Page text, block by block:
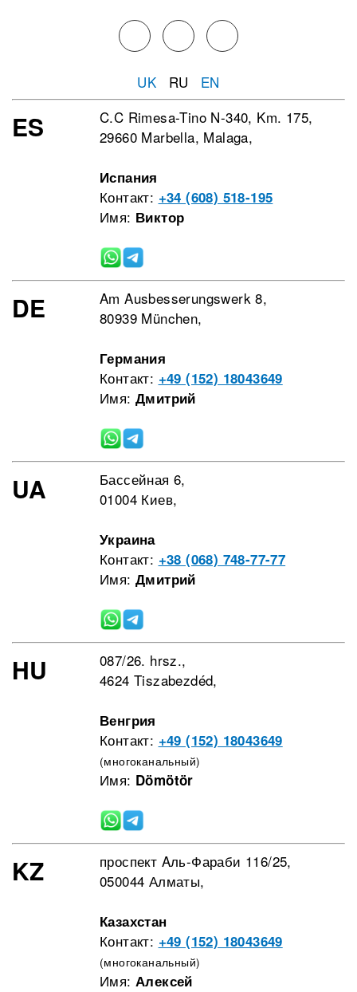
UK RU EN
ES
C.C Rimesa-Tino N-340, Km. 175,
29660 Marbella, Malaga,
Испания
Контакт: +34 (608) 518-195
Имя: Виктор
DE
Am Ausbesserungswerk 8,
80939 München,
Германия
Контакт: +49 (152) 18043649
Имя: Дмитрий
UA
Бассейная 6,
01004 Киев,
Украина
Контакт: +38 (068) 748-77-77
Имя: Дмитрий
HU
087/26. hrsz.,
4624 Tiszabezdéd,
Венгрия
Контакт: +49 (152) 18043649
(многоканальный)
Имя: Dömötör
KZ
проспект Aль-Фараби 116/25,
050044 Алматы,
Казахстан
Контакт: +49 (152) 18043649
(многоканальный)
Имя: Алексей